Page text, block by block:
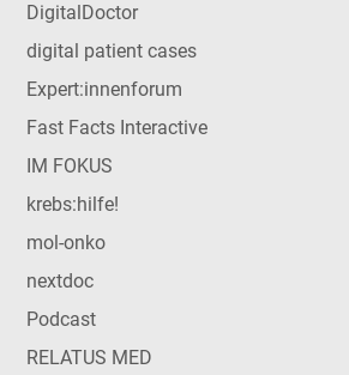
DigitalDoctor
digital patient cases
Expert:innenforum
Fast Facts Interactive
IM FOKUS
krebs:hilfe!
mol-onko
nextdoc
Podcast
RELATUS MED